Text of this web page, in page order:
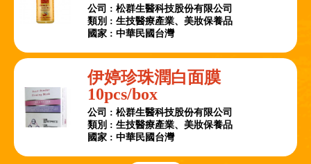
公司 : 松群生醫科技股份有限公司
類別 : 生技醫療產業、美妝保養品
國家 : 中華民國台灣
伊婷珍珠潤白面膜
10pcs/box
公司 : 松群生醫科技股份有限公司
類別 : 生技醫療產業、美妝保養品
國家 : 中華民國台灣